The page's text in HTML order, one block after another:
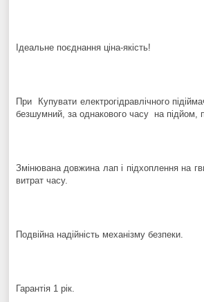
Ідеальне поєднання ціна-якість!
При Купувати електрогідравлічного
безшумний, за однакового часу на підйом,
Змінювана довжина лап і підхоплення на
витрат часу.
Подвійна надійність механізму безпеки.
Гарантія 1 рік.